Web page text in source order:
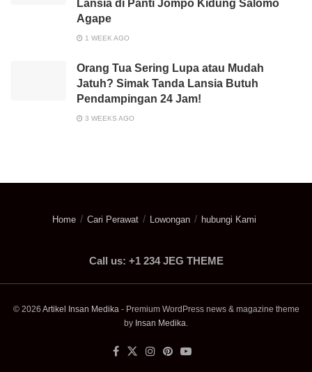
Lansia di Panti Jompo Kidung Salomo
Agape
1 WEEK AGO
Orang Tua Sering Lupa atau Mudah
Jatuh? Simak Tanda Lansia Butuh
Pendampingan 24 Jam!
3 WEEKS AGO
Home Cari Perawat Lowongan hubungi Kami
Call us: +1 234 JEG THEME
© 2026 Artikel Insan Medika- Premium WordPress news & magazine theme
by Insan Medika.